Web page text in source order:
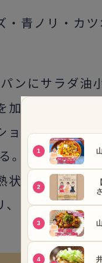
・青ノリ・カ
ンにサラダ油
加える。塩を
ョウで味を調
。フライパン
状になったら
、カツオ節を